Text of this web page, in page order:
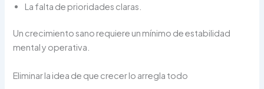
La falta de prioridades claras.
Un crecimiento sano requiere un mínimo de estabilidad
mental y operativa.
Eliminar la idea de que crecer lo arregla todo